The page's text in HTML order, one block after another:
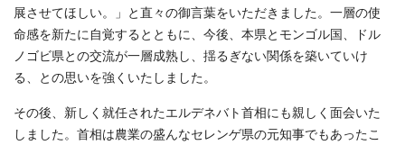
展させてほしい。」と直々の御言葉をいただきました。一層の使
命感を新たに自覚するとともに、今後、本県とモンゴル国、ドル
ノゴビ県との交流が一層成熟し、揺るぎない関係を築いていけ
る、との思いを強くいたしました。
その後、新しく就任されたエルデネバト首相にも親しく面会いた
しました。首相は農業の盛んなセレンゲ県の元知事でもあったこ